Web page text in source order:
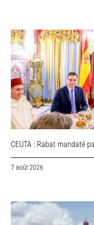
CEUTA : Rabat mandaté
7 août 2026